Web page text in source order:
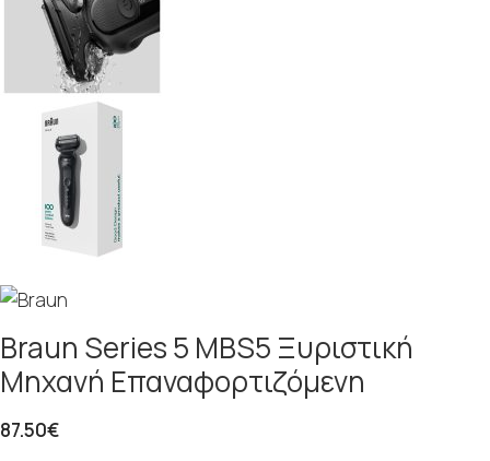
Braun Series 5 MBS5 Ξυριστική
Μηχανή Επαναφορτιζόμενη
87.50€